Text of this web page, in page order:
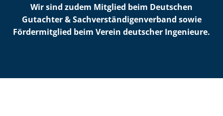
Wir sind zudem Mitglied beim Deutschen
Gutachter & Sach­ver­stän­di­gen­ver­band sowie
Fördermitglied beim Verein deutscher Ingenieure.